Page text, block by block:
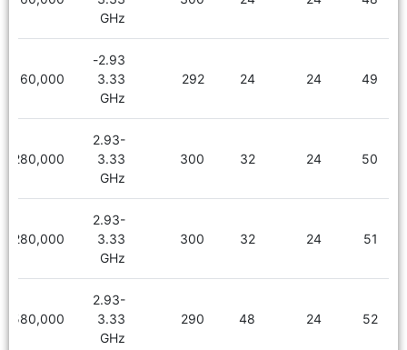
GHz
49
24
24
292
2.93-
3.33
GHz
2,160,000
50
24
32
300
2.93-
3.33
GHz
2,280,000
51
24
32
300
2.93-
3.33
GHz
2,280,000
52
24
48
290
2.93-
3.33
GHz
2,580,000